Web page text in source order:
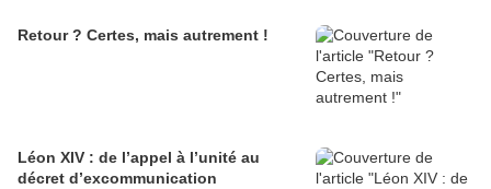
Retour ? Certes, mais autrement !
Léon XIV : de l’appel à l’unité au
décret d’excommunication